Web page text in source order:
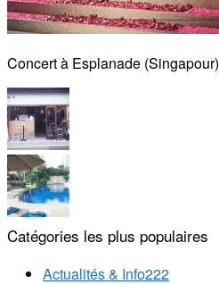
Concert à Esplanade (Singapour)
Catégories les plus populaires
Actualités & Info222